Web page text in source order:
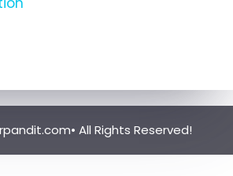
All Rights Reserved!